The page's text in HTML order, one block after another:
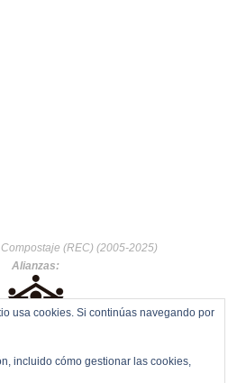
(REC) (2005-2025)
Alianzas:
usa cookies. Si continúas navegando por
incluido cómo gestionar las cookies,